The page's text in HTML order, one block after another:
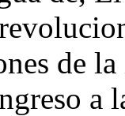
de
a